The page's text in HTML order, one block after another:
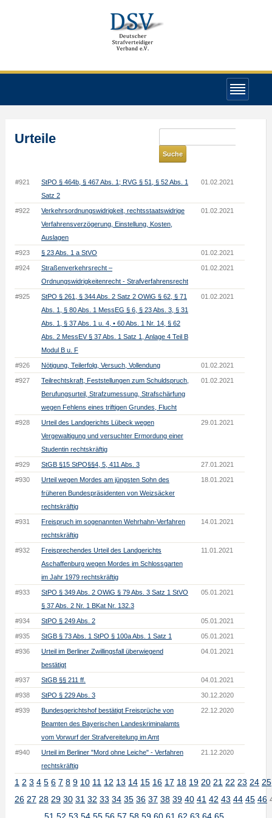
Urteile
#921
StPO § 464b, § 467 Abs. 1; RVG § 51, § 52 Abs. 1
Satz 2
01.02.2021
#922
Verkehrsordnungswidrigkeit, rechtsstaatswidrige
Verfahrensverzögerung, Einstellung, Kosten,
Auslagen
01.02.2021
#923 § 23 Abs. 1 a StVO 01.02.2021
#924
Straßenverkehrsrecht –
Ordnungswidrigkeitenrecht - Strafverfahrensrecht
01.02.2021
#925
StPO § 261, § 344 Abs. 2 Satz 2 OWiG § 62, § 71
Abs. 1, § 80 Abs. 1 MessEG § 6, § 23 Abs. 3, § 31
Abs. 1, § 37 Abs. 1 u. 4, • 60 Abs. 1 Nr. 14, § 62
Abs. 2 MessEV § 37 Abs. 1 Satz 1, Anlage 4 Teil B
Modul B u. F
01.02.2021
#926 Nötigung, Teilerfolg, Versuch, Vollendung 01.02.2021
#927
Teilrechtskraft, Feststellungen zum Schuldspruch,
Berufungsurteil, Strafzumessung, Strafschärfung
wegen Fehlens eines triftigen Grundes, Flucht
01.02.2021
#928
Urteil des Landgerichts Lübeck wegen
Vergewaltigung und versuchter Ermordung einer
Studentin rechtskräftig
29.01.2021
#929 StGB §15 StPO§§4, 5, 411 Abs. 3 27.01.2021
#930
Urteil wegen Mordes am jüngsten Sohn des
früheren Bundespräsidenten von Weizsäcker
rechtskräftig
18.01.2021
#931
Freispruch im sogenannten Wehrhahn-Verfahren
rechtskräftig
14.01.2021
#932
Freisprechendes Urteil des Landgerichts
Aschaffenburg wegen Mordes im Schlossgarten
im Jahr 1979 rechtskräftig
11.01.2021
#933
StPO § 349 Abs. 2 OWiG § 79 Abs. 3 Satz 1 StVO
§ 37 Abs. 2 Nr. 1 BKat Nr. 132.3
05.01.2021
#934 StPO § 249 Abs. 2 05.01.2021
#935 StGB § 73 Abs. 1 StPO § 100a Abs. 1 Satz 1 05.01.2021
#936
Urteil im Berliner Zwillingsfall überwiegend
bestätigt
04.01.2021
#937 StGB §§ 211 ff. 04.01.2021
#938 StPO § 229 Abs. 3 30.12.2020
#939
Bundesgerichtshof bestätigt Freisprüche von
Beamten des Bayerischen Landeskriminalamts
vom Vorwurf der Strafvereitelung im Amt
22.12.2020
#940
Urteil im Berliner "Mord ohne Leiche" - Verfahren
rechtskräftig
21.12.2020
1 2 3 4 5 6 7 8 9 10 11 12 13 14 15 16 17 18 19 20 21 22 23 24 25
26 27 28 29 30 31 32 33 34 35 36 37 38 39 40 41 42 43 44 45 46